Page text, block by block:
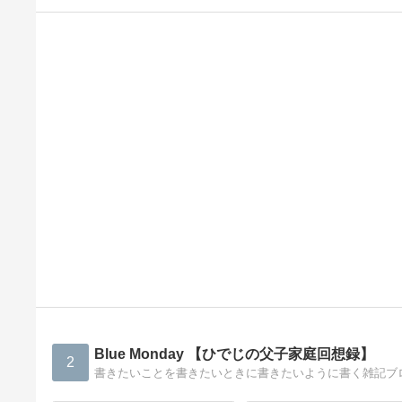
2 Blue Monday 【ひでじの父子家庭回想録】
書きたいことを書きたいときに書きたいように書く雑記ブ